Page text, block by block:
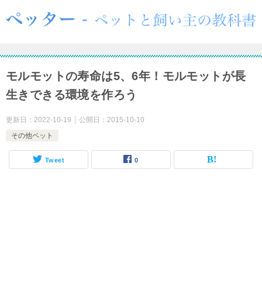
モルモットの寿命は5、6年！モルモットが長
生きできる環境を作ろう
更新日： 2022-10-19 公開日： 2015-10-10
その他ペット
Tweet 0